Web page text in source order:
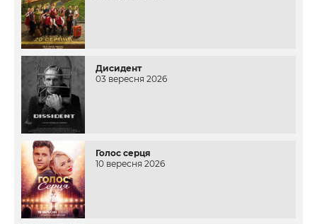
Дисидент
03 вересня 2026
Голос серця
10 вересня 2026